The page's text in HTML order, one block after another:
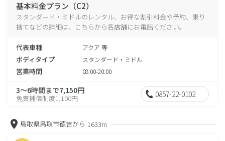
基本料金プラン（C2）
スタンダード・ミドルのレンタル、お得な割引料金や予約、乗り
捨てなどの詳細は、こちらから各店舗にお電話ください。
代表車種 アクア 等
ボディタイプ スタンダード・ミドル
営業時間 08:00-20:00
3～6時間まで7,150円
免責補償制度1,100円 0857-22-0102
鳥取県鳥取市徳吉から 1633m